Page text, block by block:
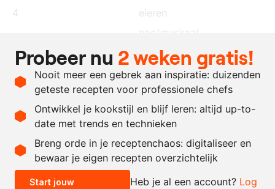
4
eieren
naar
behoefte
zout en peper
naar
gerookte makreel
Recept omrekenen
- +
Probeer nu 2 weken gratis!
Nooit meer een gebrek aan inspiratie: duizenden
geteste recepten voor professionele chefs
Ontwikkel je kookstijl en blijf leren: altijd up-to-
date met trends en technieken
Breng orde in je receptenchaos: digitaliseer en
bewaar je eigen recepten overzichtelijk
Start jouw
Heb je al een account? Log